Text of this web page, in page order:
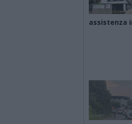
assistenza